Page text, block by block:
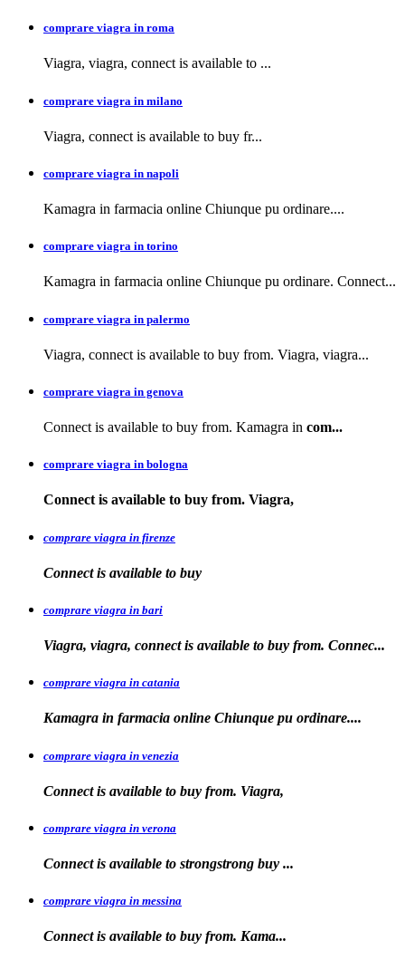
comprare viagra in roma
Viagra, viagra, connect is available to ...
comprare viagra in milano
Viagra, connect is available to buy fr...
comprare viagra in napoli
Kamagra in farmacia online Chiunque pu ordinare....
comprare viagra in torino
Kamagra in farmacia online Chiunque pu ordinare. Connect...
comprare viagra in palermo
Viagra, connect is available to buy from. Viagra, viagra...
comprare viagra in genova
Connect is available to buy from. Kamagra in com...
comprare viagra in bologna
Connect is available to buy from. Viagra,
comprare viagra in firenze
Connect is available to buy
comprare viagra in bari
Viagra, viagra, connect is available to buy from. Connec...
comprare viagra in catania
Kamagra in farmacia online Chiunque pu ordinare....
comprare viagra in venezia
Connect is available to buy from. Viagra,
comprare viagra in verona
Connect is available to strongstrong buy ...
comprare viagra in messina
Connect is available to buy from. Kama...